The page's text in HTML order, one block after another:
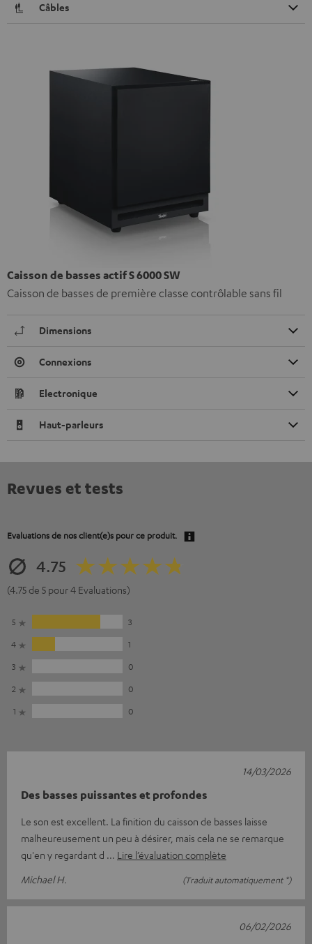
Câbles
Caisson de basses actif S 6000 SW
Caisson de basses de première classe contrôlable sans fil
Dimensions
Connexions
Electronique
Haut-parleurs
Revues et tests
Evaluations de nos client(e)s pour ce produit.
4.75
(4.75 de 5 pour 4 Evaluations)
5
3
4
1
3
0
2
0
1
0
Des basses puissantes et profondes
Le son est excellent. La finition du caisson de basses laisse
malheureusement un peu à désirer, mais cela ne se remarque
qu'en y regardant d
Lire l’évaluation complète
Michael H.
(Traduit automatiquement *)
14/03/2026
06/02/2026